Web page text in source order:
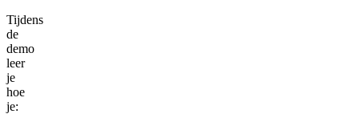
Tijdens
de
demo
leer
je
hoe
je: